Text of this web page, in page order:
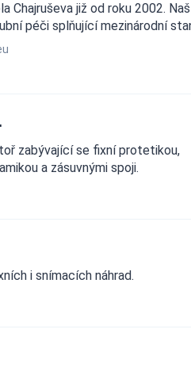
Chajruševa již od roku 2002.
péči splňující mezinárodní
zabývající se fixní protetikou,
a zásuvnými spoji.
i snímacích náhrad.